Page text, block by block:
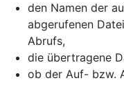
den Namen der
abgerufenen
Abrufs,
die übertragene
ob der Auf- bzw.